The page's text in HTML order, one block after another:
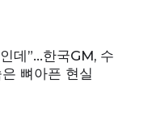
데”…한국GM, 수
뼈아픈 현실